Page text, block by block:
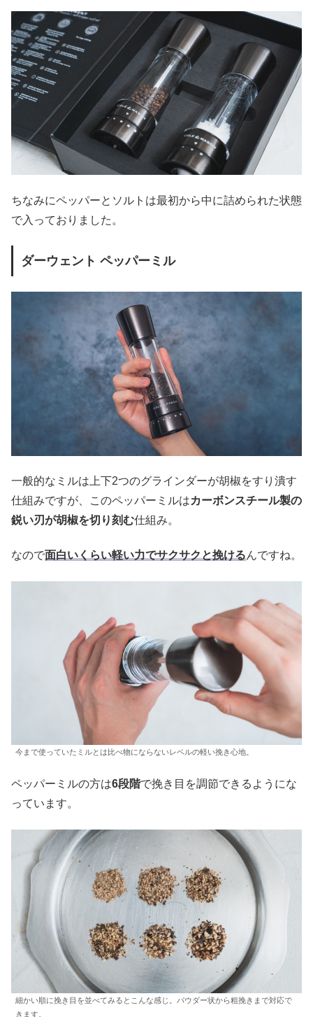
ちなみにペッパーとソルトは最初から中に詰められた状態
で入っておりました。
ダーウェント ペッパーミル
一般的なミルは上下2つのグラインダーが胡椒をすり潰す
仕組みですが、このペッパーミルはカーボンスチール製の
鋭い刃が胡椒を切り刻む仕組み。
なので面白いくらい軽い力でサクサクと挽けるんですね。
今まで使っていたミルとは比べ物にならないレベルの軽い挽き心地。
ペッパーミルの方は6段階で挽き目を調節できるようにな
っています。
細かい順に挽き目を並べてみるとこんな感じ。パウダー状から粗挽きまで対応で
きます。